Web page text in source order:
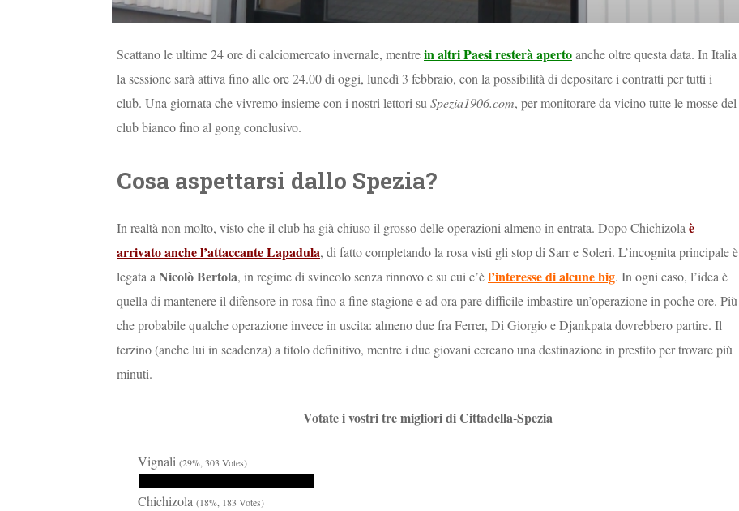
Scattano le ultime 24 ore di calciomercato invernale, mentrein altri Paesi resterà apertoanche oltre questa data. In Italia
la sessione sarà attiva fino alle ore 24.00 di oggi, lunedì 3 febbraio, con la possibilità di depositare i contratti per tutti i
club. Una giornata che vivremo insieme con i nostri lettori su Spezia1906.com, per monitorare da vicino tutte le mosse del
club bianco fino al gong conclusivo.
Cosa aspettarsi dallo Spezia?
In realtà non molto, visto che il club ha già chiuso il grosso delle operazioni almeno in entrata. Dopo Chichizola è
arrivato anche l’attaccante Lapadula, di fatto completando la rosa visti gli stop di Sarr e Soleri. L’incognita principale è
legata a Nicolò Bertola, in regime di svincolo senza rinnovo e su cui c’èl’interesse di alcune big. In ogni caso, l’idea è
quella di mantenere il difensore in rosa fino a fine stagione e ad ora pare difficile imbastire un’operazione in poche ore. Più
che probabile qualche operazione invece in uscita: almeno due fra Ferrer, Di Giorgio e Djankpata dovrebbero partire. Il
terzino (anche lui in scadenza) a titolo definitivo, mentre i due giovani cercano una destinazione in prestito per trovare più
minuti.
Votate i vostri tre migliori di Cittadella-Spezia
Vignali (29%, 303 Votes)
Chichizola (18%, 183 Votes)